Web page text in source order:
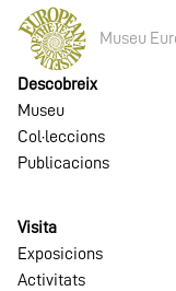
Museu
Descobreix
Museu
Col·leccions
Publicacions
Visita
Exposicions
Activitats